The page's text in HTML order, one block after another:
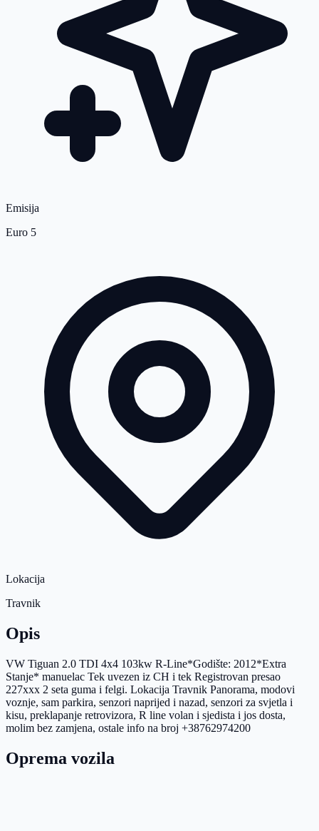
Emisija
Euro 5
Lokacija
Travnik
Opis
VW Tiguan 2.0 TDI 4x4 103kw R-Line*Godište: 2012*Extra
Stanje* manuelac Tek uvezen iz CH i tek Registrovan presao
227xxx 2 seta guma i felgi. Lokacija Travnik Panorama, modovi
voznje, sam parkira, senzori naprijed i nazad, senzori za svjetla i
kisu, preklapanje retrovizora, R line volan i sjedista i jos dosta,
molim bez zamjena, ostale info na broj +38762974200
Oprema vozila